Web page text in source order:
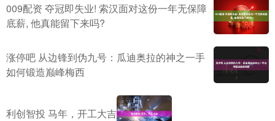
009配资 夺冠即失业! 索汉面对这份一年无保障
底薪, 他真能留下来吗?
涨停吧 从边锋到伪九号：瓜迪奥拉的神之一手
如何锻造巅峰梅西
利创智投 马年，开工大吉